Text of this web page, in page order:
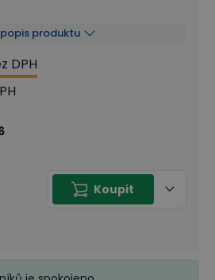
produktu
DPH
Koupit